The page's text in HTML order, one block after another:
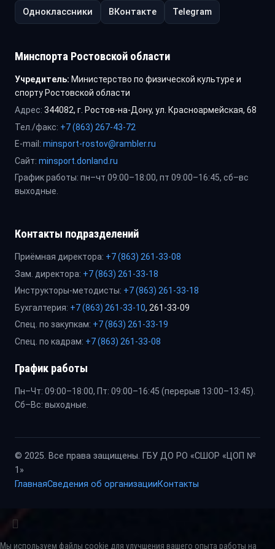
Одноклассники ВКонтакте Telegram
Минспорта Ростовской области
Учредитель: Министерство по физической культуре и
спорту Ростовской области
Адрес: 344082, г. Ростов-на-Дону, ул. Красноармейская, 68
Тел./факс: +7 (863) 267-43-72
E-mail: minsport-rostov@rambler.ru
Сайт: minsport.donland.ru
График работы: пн–чт 09:00–18:00, пт 09:00–16:45, сб–вс
выходные.
Контакты подразделений
Приёмная директора: +7 (863) 261-33-08
Зам. директора: +7 (863) 261-33-18
Инструкторы-методисты: +7 (863) 261-33-18
Бухгалтерия: +7 (863) 261-33-10, 261-33-09
Спец. по закупкам: +7 (863) 261-33-19
Спец. по кадрам: +7 (863) 261-33-08
График работы
Пн–Чт: 09:00–18:00, Пт: 09:00–16:45 (перерыв 13:00–13:45).
Сб–Вс: выходные.
© 2025. Все права защищены. ГБУ ДО РО «СШОР «ЦОП №
1»
ГлавнаяСведения об организацииКонтакты
Мы используем файлы cookie для улучшения вашего опыта работы на